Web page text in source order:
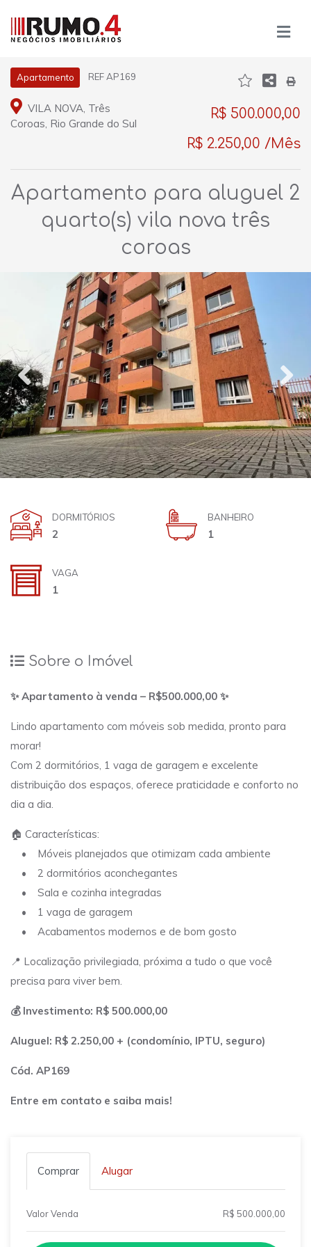
Apartamento REF AP169
VILA NOVA, Três
Coroas, Rio Grande do Sul
R$ 500.000,00
R$ 2.250,00 /Mês
Apartamento para aluguel 2
quarto(s) vila nova três
coroas
DORMITÓRIOS
2
BANHEIRO
1
VAGA
1
Sobre o Imóvel
✨ Apartamento à venda – R$500.000,00 ✨
Lindo apartamento com móveis sob medida, pronto para
morar!
Com 2 dormitórios, 1 vaga de garagem e excelente
distribuição dos espaços, oferece praticidade e conforto no
dia a dia.
🏠 Características:
• Móveis planejados que otimizam cada ambiente
• 2 dormitórios aconchegantes
• Sala e cozinha integradas
• 1 vaga de garagem
• Acabamentos modernos e de bom gosto
📍 Localização privilegiada, próxima a tudo o que você
precisa para viver bem.
💰 Investimento: R$ 500.000,00
Aluguel: R$ 2.250,00 + (condomínio, IPTU, seguro)
Cód. AP169
Entre em contato e saiba mais!
Comprar Alugar
Valor Venda R$ 500.000,00